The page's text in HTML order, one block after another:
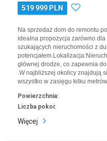
519 999 PLN
Na sprzedaż dom do remontu
idealna propozycja zarówno
szukających nieruchomości z
głównej drodze, co zapewnia
.W najbliższej okolicy znajdują
wszystko w zasięgu kilku
Powierzchnia:
Liczba pokoi:
Więcej